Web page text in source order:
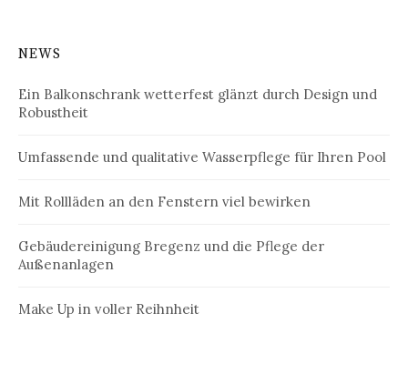
NEWS
Ein Balkonschrank wetterfest glänzt durch Design und
Robustheit
Umfassende und qualitative Wasserpflege für Ihren Pool
Mit Rollläden an den Fenstern viel bewirken
Gebäudereinigung Bregenz und die Pflege der
Außenanlagen
Make Up in voller Reihnheit